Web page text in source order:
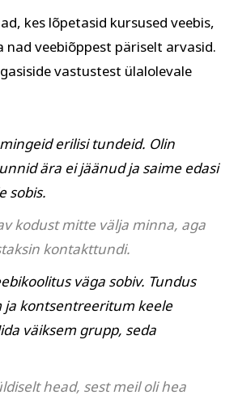
kes lõpetasid kursused veebis,
nad veebiõppest päriselt arvasid.
vastustest ülalolevale
erilisi tundeid. Olin
ära ei jäänud ja saime edasi
sobis.
kodust mitte välja minna, aga
kontakttundi.
väga sobiv. Tundus
ja kontsentreeritum keele
väiksem grupp, seda
head, sest meil oli hea